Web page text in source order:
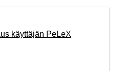
käyttäjän PeLeX